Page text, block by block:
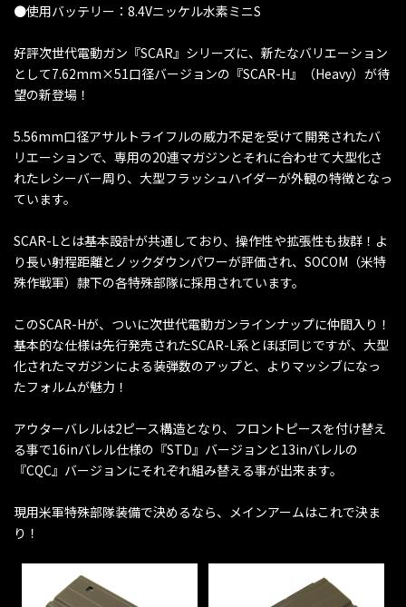
●使用バッテリー：8.4Vニッケル水素ミニS
好評次世代電動ガン『SCAR』シリーズに、新たなバリエーション
として7.62mm×51口径バージョンの『SCAR-H』（Heavy）が待
望の新登場！
5.56mm口径アサルトライフルの威力不足を受けて開発されたバ
リエーションで、専用の20連マガジンとそれに合わせて大型化さ
れたレシーバー周り、大型フラッシュハイダーが外観の特徴となっ
ています。
SCAR-Lとは基本設計が共通しており、操作性や拡張性も抜群！よ
り長い射程距離とノックダウンパワーが評価され、SOCOM（米特
殊作戦軍）隷下の各特殊部隊に採用されています。
このSCAR-Hが、ついに次世代電動ガンラインナップに仲間入り！
基本的な仕様は先行発売されたSCAR-L系とほぼ同じですが、大型
化されたマガジンによる装弾数のアップと、よりマッシブになっ
たフォルムが魅力！
アウターバレルは2ピース構造となり、フロントピースを付け替え
る事で16inバレル仕様の『STD』バージョンと13inバレルの
『CQC』バージョンにそれぞれ組み替える事が出来ます。
現用米軍特殊部隊装備で決めるなら、メインアームはこれで決ま
り！